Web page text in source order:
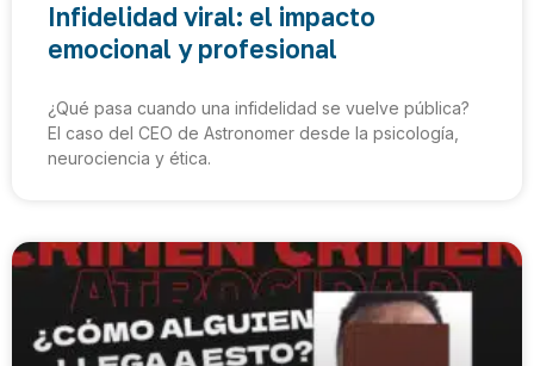
Infidelidad viral: el impacto
emocional y profesional
¿Qué pasa cuando una infidelidad se vuelve pública?
El caso del CEO de Astronomer desde la psicología,
neurociencia y ética.